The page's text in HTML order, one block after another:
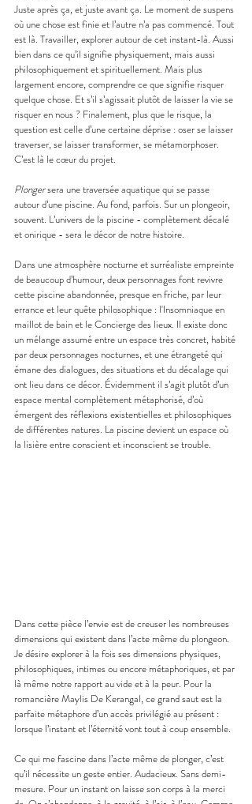
Juste après ça, et juste avant ça. Le moment de suspens
où une chose est finie et l’autre n’a pas commencé. Tout
est là. Travailler, explorer autour de cet instant-là. Aussi
bien dans ce qu’il signifie physiquement, mais aussi
philosophiquement et spirituellement. Mais plus
largement encore, comprendre ce que signifie risquer
quelque chose. Et s’il s’agissait plutôt de laisser la vie se
risquer en nous ? Finalement, plus que le risque, la
question est celle d’une certaine déprise : oser se laisser
traverser, se laisser transformer, se métamorphoser.
C’est là le cœur du projet.
Plonger sera une traversée aquatique qui se passe
autour d’une piscine. Au fond, parfois. Sur un plongeoir,
souvent. L’univers de la piscine - complètement décalé
et onirique - sera le décor de notre histoire.
Dans une atmosphère nocturne et surréaliste empreinte
de beaucoup d’humour, deux personnages font revivre
cette piscine abandonnée, presque en friche, par leur
errance et leur quête philosophique : l'Insomniaque en
maillot de bain et le Concierge des lieux. Il existe donc
un mélange assumé entre un espace très concret, habité
par deux personnages nocturnes, et une étrangeté qui
émane des dialogues, des situations et du décalage qui
ont lieu dans ce décor. Évidemment il s’agit plutôt d’un
espace mental complètement métaphorisé, d’où
émergent des réflexions existentielles et philosophiques
de différentes natures. La piscine devient un espace où
la lisière entre conscient et inconscient se trouble.
Dans cette pièce l’envie est de creuser les nombreuses
dimensions qui existent dans l’acte même du plongeon.
Je désire explorer à la fois ses dimensions physiques,
philosophiques, intimes ou encore métaphoriques, et par
là même notre rapport au vide et à la peur. Pour la
romancière Maylis De Kerangal, ce grand saut est la
parfaite métaphore d’un accès privilégié au présent :
lorsque l’instant et l’éternité vont tout à coup ensemble.
Ce qui me fascine dans l’acte même de plonger, c’est
qu’il nécessite un geste entier. Audacieux. Sans demi-
mesure. Pour un instant on laisse son corps à la merci